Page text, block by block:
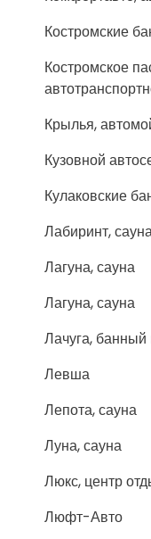
Костромские
Костромское
Крылья,
Кузовной
Кулаковские
Лабиринт,
Лагуна, сауна
Лагуна, сауна
Лачуга, банный
Левша
Лепота, сауна
Луна, сауна
Люкс, центр
Люфт-Авто